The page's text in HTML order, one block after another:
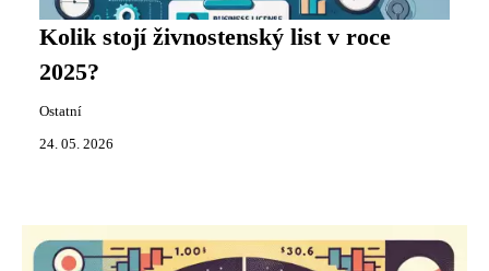
Kolik stojí živnostenský list v roce
2025?
Ostatní
24. 05. 2026